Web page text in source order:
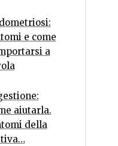
e come
a
aiutarla.
della